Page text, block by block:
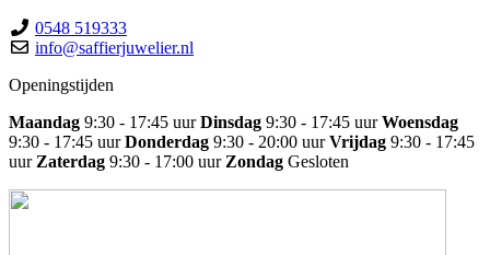
0548 519333
info@saffierjuwelier.nl
Openingstijden
Maandag 9:30 - 17:45 uur Dinsdag 9:30 - 17:45 uur Woensdag
9:30 - 17:45 uur Donderdag 9:30 - 20:00 uur Vrijdag 9:30 - 17:45
uur Zaterdag 9:30 - 17:00 uur Zondag Gesloten